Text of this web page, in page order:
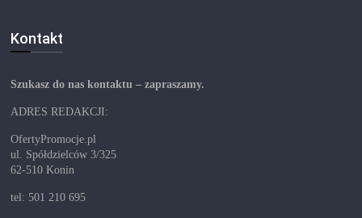
Kontakt
Szukasz do nas kontaktu – zapraszamy.
ADRES REDAKCJI:
OfertyPromocje.pl
ul. Spółdzielców 3/325
62-510 Konin
tel: 501 210 695